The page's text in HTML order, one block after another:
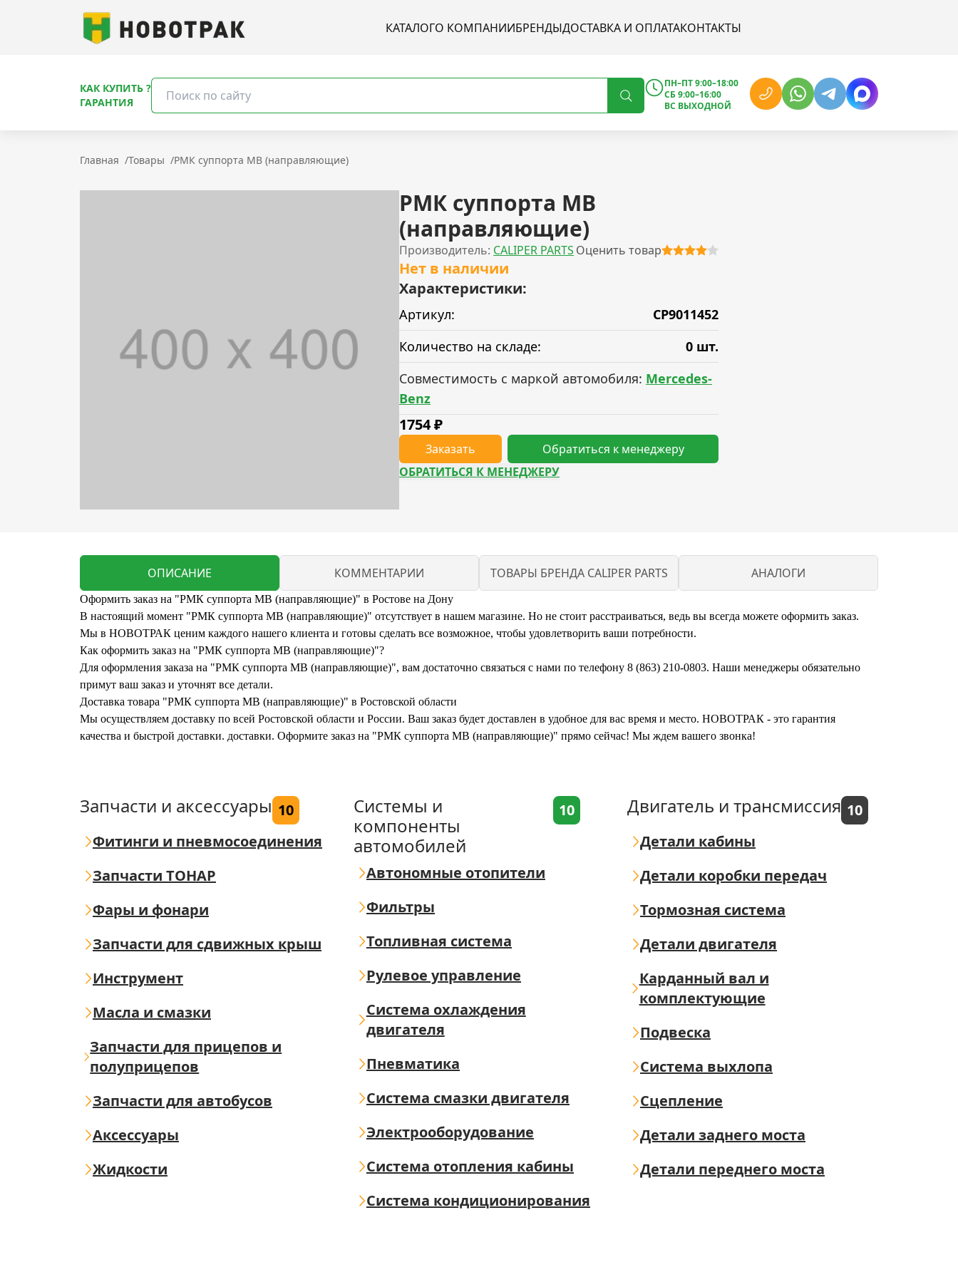
КАТАЛОГО КОМПАНИИБРЕНДЫДОСТАВКА И ОПЛАТАКОНТАКТЫ
КАК КУПИТЬ ?
ГАРАНТИЯ
ПН–ПТ 9:00–18:00
СБ 9:00–16:00
ВС ВЫХОДНОЙ
Главная /Товары /РМК суппорта MB (направляющие)
РМК суппорта MB
(направляющие)
Производитель: CALIPER PARTS Оценить товар
Нет в наличии
Характеристики:
Артикул:
CP9011452
Количество на складе:
0 шт.
Совместимость с маркой автомобиля: Mercedes-
Benz
1754₽
Заказать
Обратиться к менеджеру
ОБРАТИТЬСЯ К МЕНЕДЖЕРУ
ОПИСАНИЕ КОММЕНТАРИИ ТОВАРЫ БРЕНДА CALIPER PARTS АНАЛОГИ
Оформить заказ на "РМК суппорта MB (направляющие)" в Ростове на Дону
В настоящий момент "РМК суппорта MB (направляющие)" отсутствует в нашем магазине. Но не стоит расстраиваться, ведь вы всегда можете оформить заказ.
Мы в НОВОТРАК ценим каждого нашего клиента и готовы сделать все возможное, чтобы удовлетворить ваши потребности.
Как оформить заказ на "РМК суппорта MB (направляющие)"?
Для оформления заказа на "РМК суппорта MB (направляющие)", вам достаточно связаться с нами по телефону 8 (863) 210-0803. Наши менеджеры обязательно
примут ваш заказ и уточнят все детали.
Доставка товара "РМК суппорта MB (направляющие)" в Ростовской области
Мы осуществляем доставку по всей Ростовской области и России. Ваш заказ будет доставлен в удобное для вас время и место. НОВОТРАК - это гарантия
качества и быстрой доставки. доставки. Оформите заказ на "РМК суппорта MB (направляющие)" прямо сейчас! Мы ждем вашего звонка!
Запчасти и аксессуары 10
Фитинги и пневмосоединения
Запчасти ТОНАР
Фары и фонари
Запчасти для сдвижных крыш
Инструмент
Масла и смазки
Запчасти для прицепов и
полуприцепов
Запчасти для автобусов
Аксессуары
Жидкости
Системы и
компоненты
автомобилей
10
Автономные отопители
Фильтры
Топливная система
Рулевое управление
Система охлаждения
двигателя
Пневматика
Система смазки двигателя
Электрооборудование
Система отопления кабины
Система кондиционирования
Двигатель и трансмиссия 10
Детали кабины
Детали коробки передач
Тормозная система
Детали двигателя
Карданный вал и
комплектующие
Подвеска
Система выхлопа
Сцепление
Детали заднего моста
Детали переднего моста